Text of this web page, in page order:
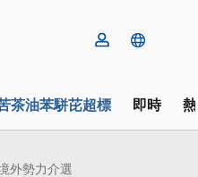
茶油苯駢芘超標 即時
外勢力介選